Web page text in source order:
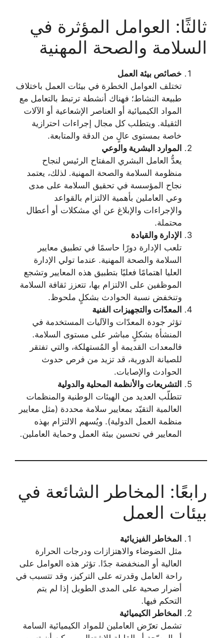
ثالثًا: العوامل المؤثرة في
السلامة والصحة المهنية
خصائص بيئة العمل
تختلف العوامل الخطرة في بيئات العمل باختلاف
طبيعة النشاط؛ فهناك أنشطة ترتبط بالتعامل مع
المواد الكيميائية أو العناصر الإشعاعية أو الآلات
الثقيلة. ويتطلب كل مجال إجراءات احترازية
خاصة بمستوى عالٍ من الدقة والمتابعة.
الموارد البشرية والوعي
يعدُّ العامل البشري المفتاح الرئيس لنجاح
منظومة السلامة والصحة المهنية. لذلك، يعتمد
نجاح المؤسسة في تحقيق السلامة على مدى
وعي العاملين بأهمية الالتزام بالقواعد
والإجراءات والإبلاغ عن أي مشكلات أو أعطال
محتملة.
الإدارة والقيادة
تلعب الإدارة دورًا حاسمًا في تطبيق معايير
السلامة والصحة المهنية. عندما تولي الإدارة
العليا اهتمامًا فعليًا بتطبيق هذه المعايير وتشجع
الموظفين على الالتزام بها، تتعزز ثقافة السلامة
وتنخفض نسبة الحوادث بشكلٍ ملحوظ.
المعدّات والتجهيزات الفنية
تؤثر جودة المعدّات والآليات المستخدمة في
المنشأة بشكلٍ مباشر على مستوى السلامة.
فالمعدات القديمة أو المُستهلكة، والتي تفتقر
للصيانة الدورية، قد تزيد من فرص حدوث
الحوادث والإصابات.
التشريعات والأنظمة المحلية والدولية
تتطلّب العديد من الهيئات الوطنية والمنظمات
العالمية التقيّد بمعايير سلامة محددة (مثل معايير
منظمة العمل الدولية). ويُسهم الالتزام بهذه
المعايير في تحسين بيئة العمل وحماية العاملين.
رابعًا: المخاطر الشائعة في
بيئات العمل
المخاطر الفيزيائية
مثل الضوضاء والاهتزازات ودرجات الحرارة
العالية أو المنخفضة جدًا. تؤثر هذه العوامل على
راحة العامل وقدرته على التركيز، وقد تتسبب في
أضرار صحية على المدى الطويل إذا لم يتم
التحكم فيها.
المخاطر الكيميائية
تشمل تعرّض العاملين للمواد الكيميائية السامة